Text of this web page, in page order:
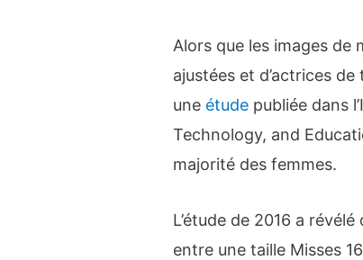
Alors que les images de
ajustées et d’actrices
une étude publiée dans
Technology, and
majorité des femmes.
L’étude de 2016 a
entre une taille Misses